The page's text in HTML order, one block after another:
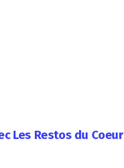
Les Restos du Coeur